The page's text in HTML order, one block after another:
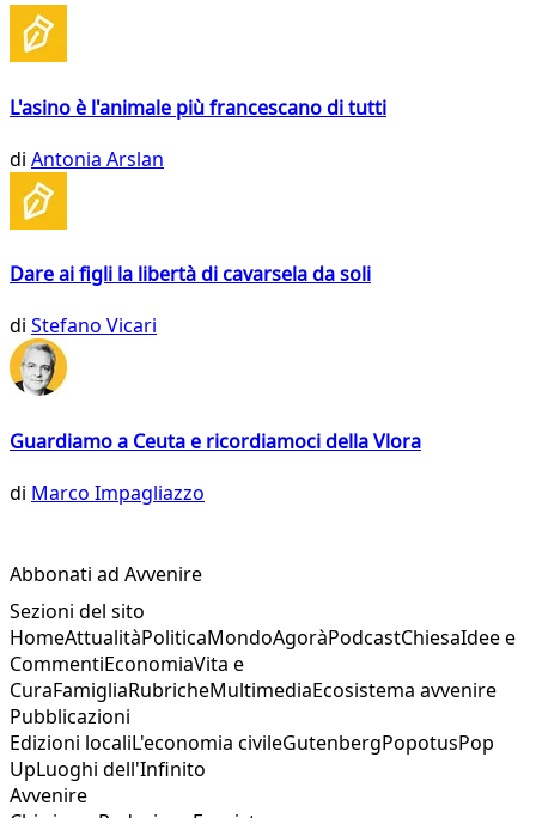
L'asino è l'animale più francescano di tutti
di Antonia Arslan
Dare ai figli la libertà di cavarsela da soli
di Stefano Vicari
Guardiamo a Ceuta e ricordiamoci della Vlora
di Marco Impagliazzo
Abbonati ad Avvenire
Sezioni del sito
HomeAttualitàPoliticaMondoAgoràPodcastChiesaIdee e
CommentiEconomiaVita e
CuraFamigliaRubricheMultimediaEcosistema avvenire
Pubblicazioni
Edizioni localiL'economia civileGutenbergPopotusPop
UpLuoghi dell'Infinito
Avvenire